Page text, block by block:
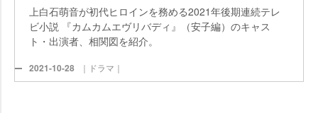
上白石萌音が初代ヒロインを務める2021年後期連続テレ
ビ小説 『カムカムエヴリバディ』（安子編）のキャス
ト・出演者、相関図を紹介。
2021-10-28 ｜ドラマ｜